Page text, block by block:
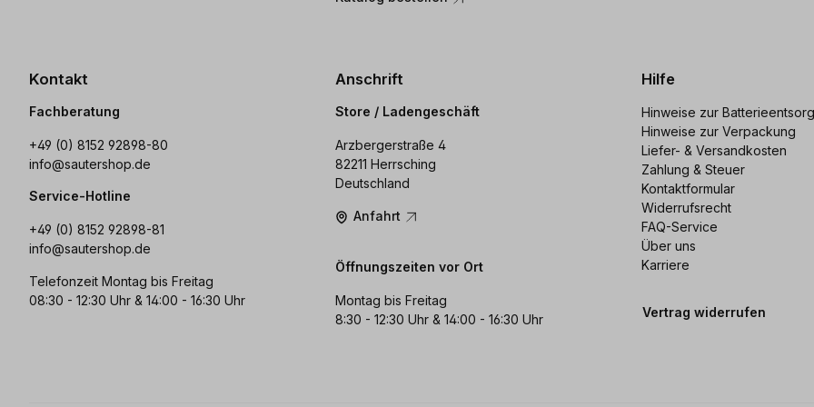
Kontakt
Fachberatung
+49 (0) 8152 92898-80
info@sautershop.de
Service-Hotline
+49 (0) 8152 92898-81
info@sautershop.de
Telefonzeit Montag bis Freitag
08:30 - 12:30 Uhr & 14:00 - 16:30 Uhr
Anschrift
Store / Ladengeschäft
Arzbergerstraße 4
82211 Herrsching
Deutschland
Anfahrt
Öffnungszeiten vor Ort
Montag bis Freitag
8:30 - 12:30 Uhr & 14:00 - 16:30 Uhr
Hilfe
Hinweise zur
Hinweise zur Verpackung
Liefer- & Versandkosten
Zahlung & Steuer
Kontaktformular
Widerrufsrecht
FAQ-Service
Über uns
Karriere
Vertrag widerrufen